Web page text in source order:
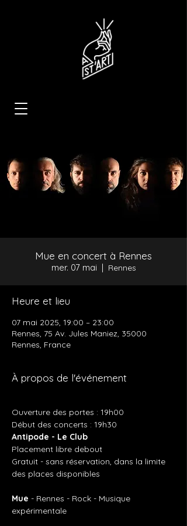
Mue en concert à Rennes
mer. 07 mai
  |
Rennes
Heure et lieu
07 mai 2025, 19:00 – 23:00
Rennes, 75 Av. Jules Maniez, 35000
Rennes, France
À propos de l'événement
Ouverture des portes : 19h00
Début des concerts : 19h30
Antipode - Le Club
Placement libre debout
Gratuit - sans réservation, dans la limite
des places disponibles
Mue - Rennes - Rock - Musique
expérimentale